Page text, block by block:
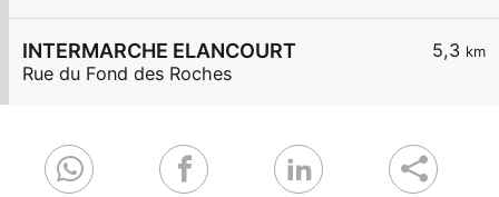
5,3 km
INTERMARCHE ELANCOURT
Rue du Fond des Roches